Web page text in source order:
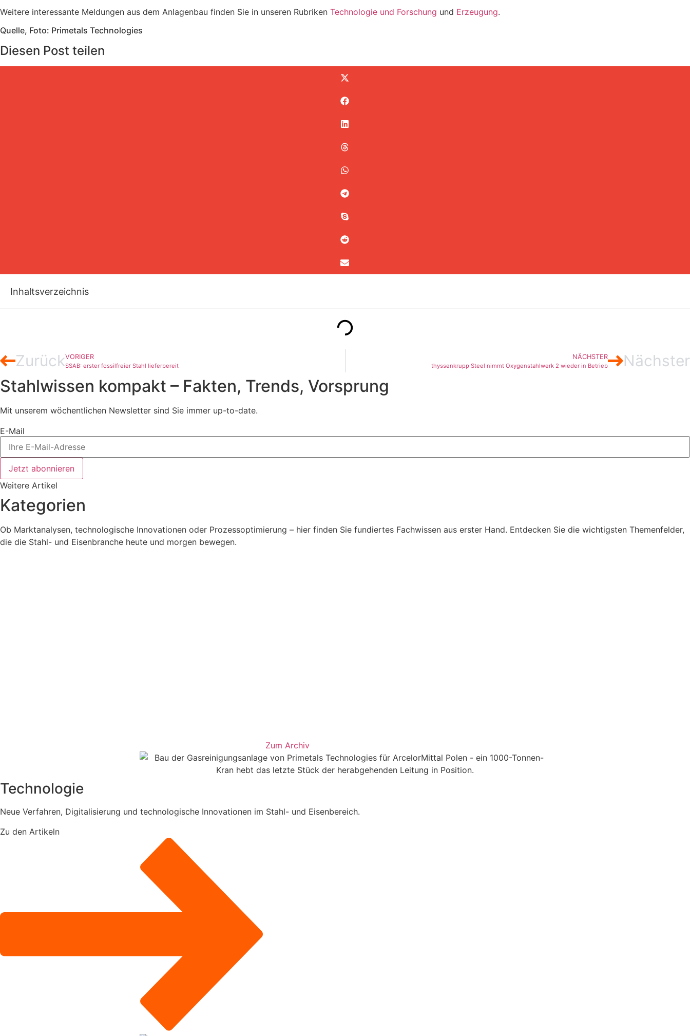
Weitere interessante Meldungen aus dem Anlagenbau finden Sie in unseren Rubriken Technologie und Forschung und Erzeugung.
Quelle, Foto: Primetals Technologies
Diesen Post teilen
Inhaltsverzeichnis
ZurückVORIGER
SSAB: erster fossilfreier Stahl lieferbereit
NÄCHSTER
thyssenkrupp Steel nimmt Oxygenstahlwerk 2 wieder in Betrieb Nächster
Stahlwissen kompakt – Fakten, Trends, Vorsprung
Mit unserem wöchentlichen Newsletter sind Sie immer up-to-date.
E-Mail
Jetzt abonnieren
Weitere Artikel
Kategorien
Ob Marktanalysen, technologische Innovationen oder Prozessoptimierung – hier finden Sie fundiertes Fachwissen aus erster Hand. Entdecken Sie die wichtigsten Themenfelder,
die die Stahl- und Eisenbranche heute und morgen bewegen.
Zum Archiv
Technologie
Neue Verfahren, Digitalisierung und technologische Innovationen im Stahl- und Eisenbereich.
Zu den Artikeln